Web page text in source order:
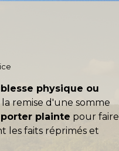
physique ou
remise d'une somme
porter plainte pour faire
les faits réprimés et